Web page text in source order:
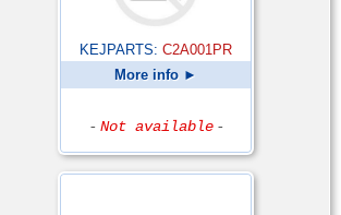
KEJPARTS: C2A001PR
More info ►
- Not available -